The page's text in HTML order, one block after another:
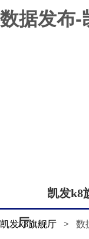
数据发布-
凯发k8
厅
凯发k8旗舰厅 > 数